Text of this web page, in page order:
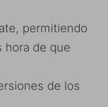
permitiendo
hora de que
de los